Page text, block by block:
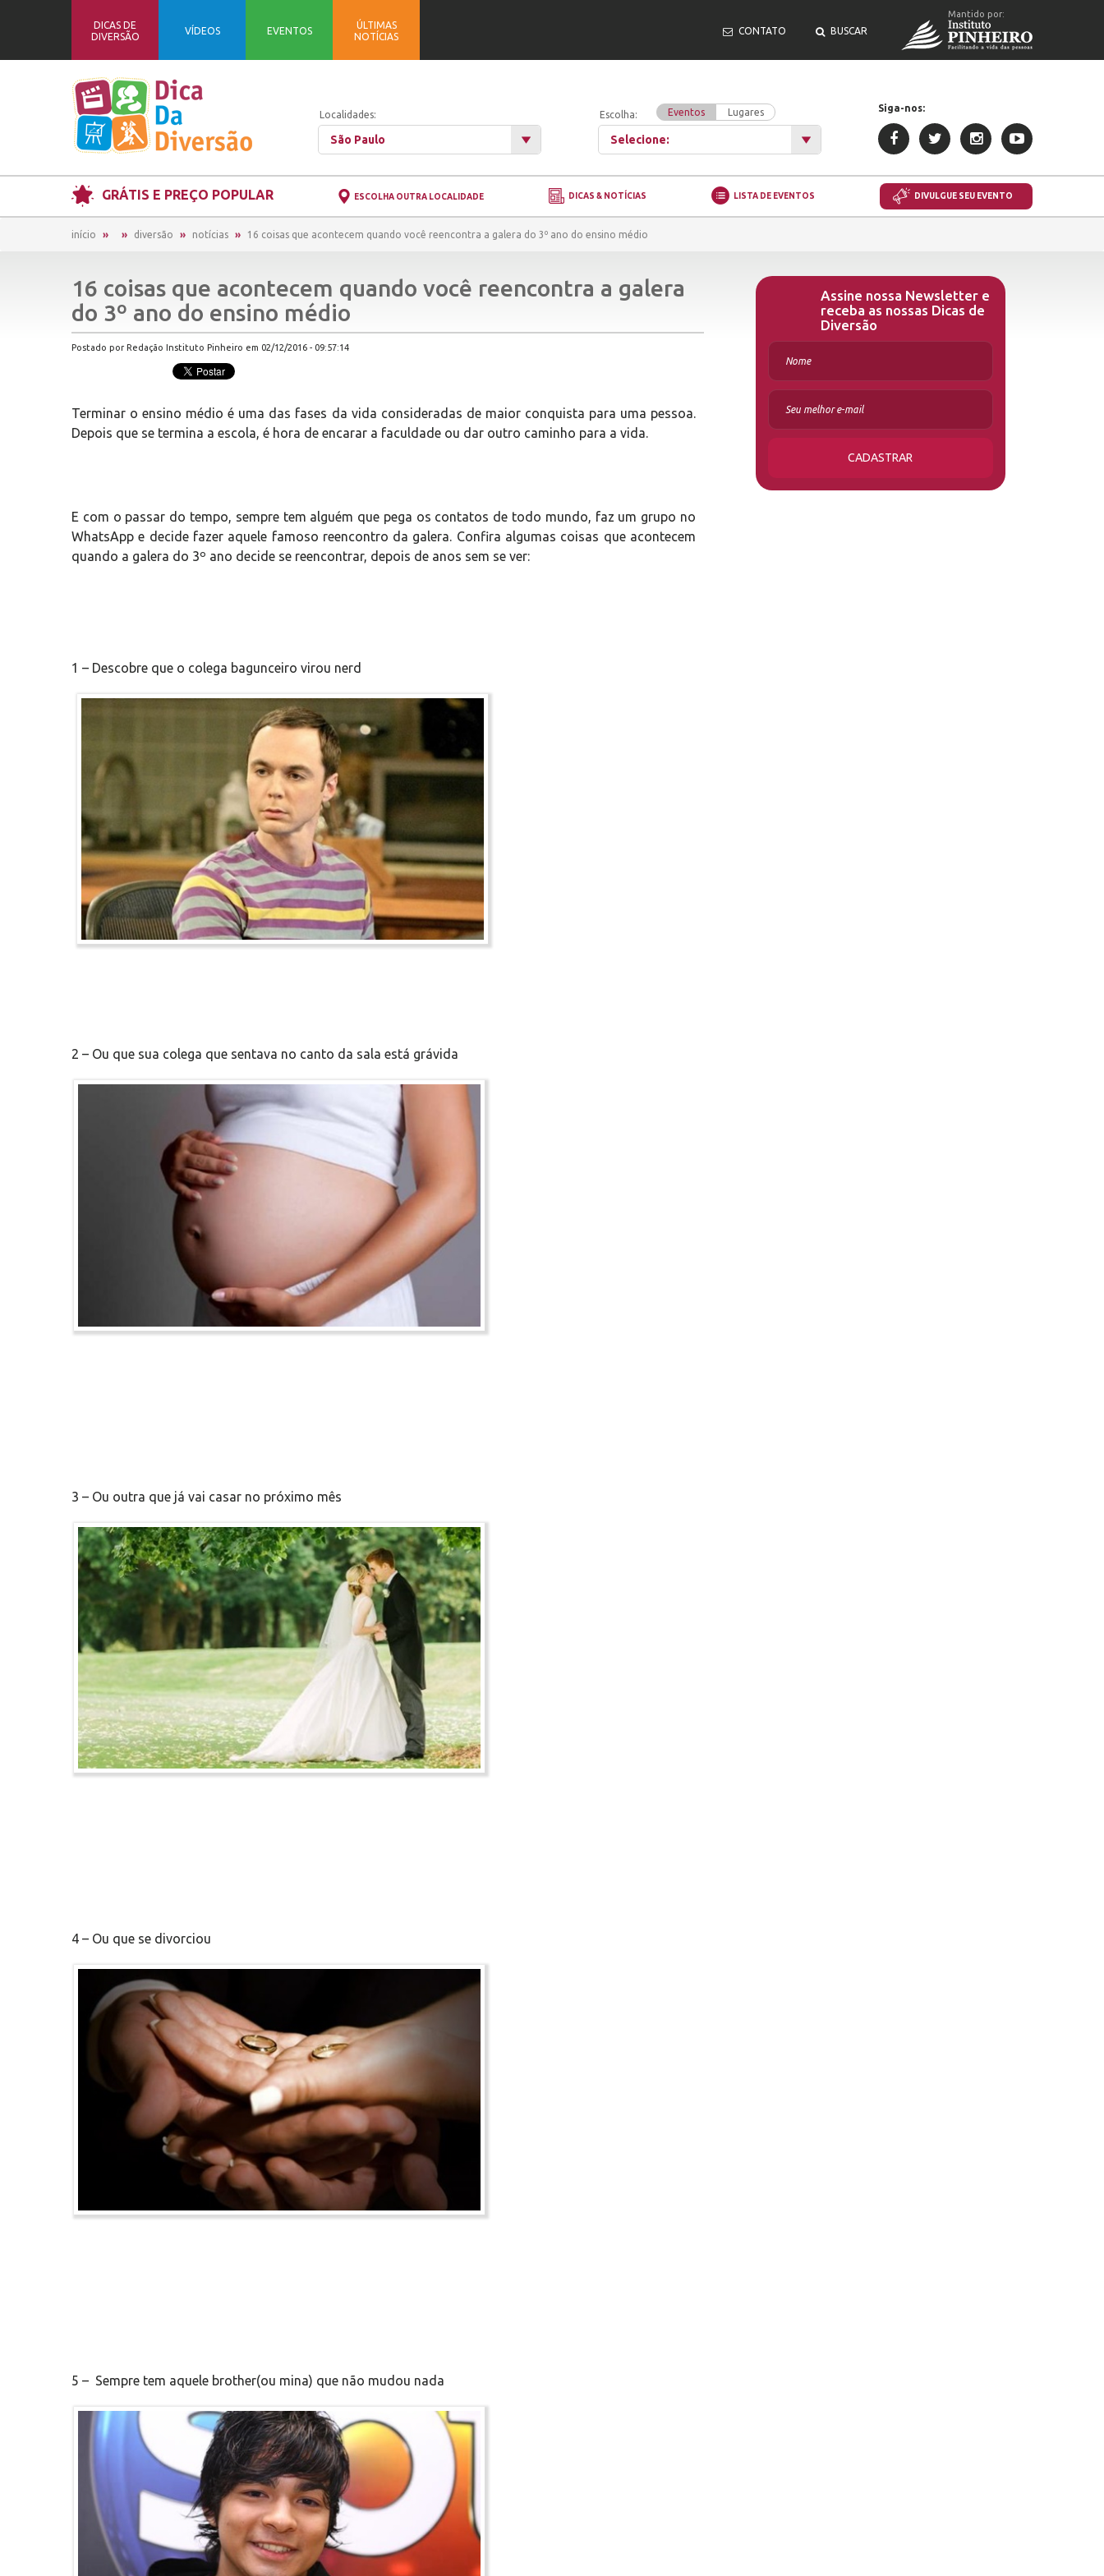
DICAS DE
DIVERSÃO
VÍDEOS EVENTOS
ÚLTIMAS
NOTÍCIAS
CONTATO BUSCAR
Mantido por:
Localidades:
São Paulo
Escolha: Eventos Lugares
Selecione:
Siga-nos:
GRÁTIS E PREÇO POPULAR ESCOLHA OUTRA LOCALIDADE DICAS & NOTÍCIAS LISTA DE EVENTOS DIVULGUE SEU EVENTO
início diversão notícias 16 coisas que acontecem quando você reencontra a galera do 3º ano do ensino médio
16 coisas que acontecem quando você reencontra a galera
do 3º ano do ensino médio
Postado por Redação Instituto Pinheiro em 02/12/2016 - 09:57:14
Terminar o ensino médio é uma das fases da vida consideradas de maior conquista para uma pessoa.
Depois que se termina a escola, é hora de encarar a faculdade ou dar outro caminho para a vida.
E com o passar do tempo, sempre tem alguém que pega os contatos de todo mundo, faz um grupo no
WhatsApp e decide fazer aquele famoso reencontro da galera. Confira algumas coisas que acontecem
quando a galera do 3º ano decide se reencontrar, depois de anos sem se ver:
1 – Descobre que o colega bagunceiro virou nerd
2 – Ou que sua colega que sentava no canto da sala está grávida
3 – Ou outra que já vai casar no próximo mês
4 – Ou que se divorciou
5 – Sempre tem aquele brother(ou mina) que não mudou nada
Assine nossa Newsletter e
receba as nossas Dicas de
Diversão
CADASTRAR